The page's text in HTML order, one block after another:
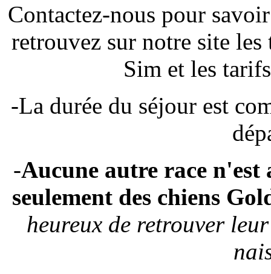
Contactez-nous pour
retrouvez sur notre site
Sim et les
-La durée du séjour est
-Aucune autre race n'est
seulement des chiens
heureux de retrouver